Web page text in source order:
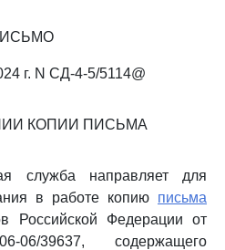
г. N СД-4-5/5114@
КОПИИ ПИСЬМА
служба направляет для
в работе копию письма
Российской Федерации от
39637, содержащего